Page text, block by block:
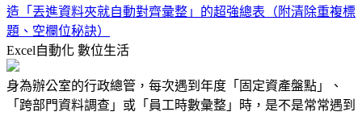
造「丟進資料夾就自動對齊彙整」的超強總表（附清除重複標
題、空欄位秘訣）
Excel自動化 數位生活
身為辦公室的行政總管，每次遇到年度「固定資產盤點」、
「跨部門資料調查」或「員工時數彙整」時，是不是常常遇到